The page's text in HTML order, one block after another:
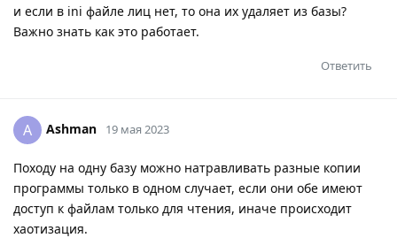
и если в ini файле лиц нет, то она их удаляет из базы?
Важно знать как это работает.
Ответить
A Ashman 19 мая 2023
Походу на одну базу можно натравливать разные копии
программы только в одном случает, если они обе имеют
доступ к файлам только для чтения, иначе происходит
хаотизация.